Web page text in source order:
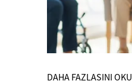
DAHA FAZLASINI OKU